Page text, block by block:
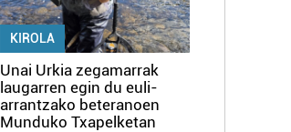
KIROLA
Unai Urkia zegamarrak
laugarren egin du euli-
arrantzako beteranoen
Munduko Txapelketan